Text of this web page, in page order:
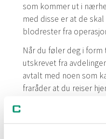
som kommer ut i
med disse er at de
blodrester fra
Når du føler deg i form
utskrevet fra
avtalt med noen som
fraråder at du reiser